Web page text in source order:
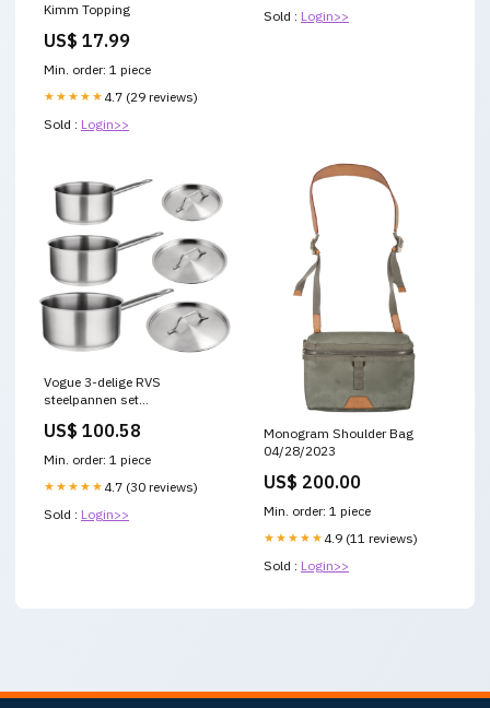
Kimm Topping
US$ 17.99
Min. order: 1 piece
★★★★★ 4.7 (29 reviews)
Sold : Login>>
Sold : Login>>
Vogue 3-delige RVS
steelpannen set
generator
US$ 100.58
Min. order: 1 piece
★★★★★ 4.7 (30 reviews)
Sold : Login>>
Monogram Shoulder Bag
04/28/2023
US$ 200.00
Min. order: 1 piece
★★★★★ 4.9 (11 reviews)
Sold : Login>>